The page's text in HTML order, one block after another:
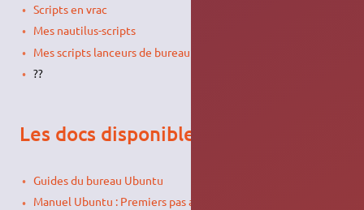
Scripts en vrac
Mes nautilus-scripts
Mes scripts lanceurs de bureau (app.desktop)
??
Les docs disponibles
Guides du bureau Ubuntu
Manuel Ubuntu : Premiers pas avec Ubuntu ...